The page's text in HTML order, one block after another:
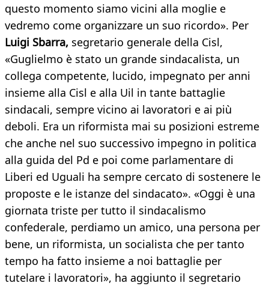
questo momento siamo vicini alla moglie e
vedremo come organizzare un suo ricordo». Per
Luigi Sbarra, segretario generale della Cisl,
«Guglielmo è stato un grande sindacalista, un
collega competente, lucido, impegnato per anni
insieme alla Cisl e alla Uil in tante battaglie
sindacali, sempre vicino ai lavoratori e ai più
deboli. Era un riformista mai su posizioni estreme
che anche nel suo successivo impegno in politica
alla guida del Pd e poi come parlamentare di
Liberi ed Uguali ha sempre cercato di sostenere le
proposte e le istanze del sindacato». «Oggi è una
giornata triste per tutto il sindacalismo
confederale, perdiamo un amico, una persona per
bene, un riformista, un socialista che per tanto
tempo ha fatto insieme a noi battaglie per
tutelare i lavoratori», ha aggiunto il segretario